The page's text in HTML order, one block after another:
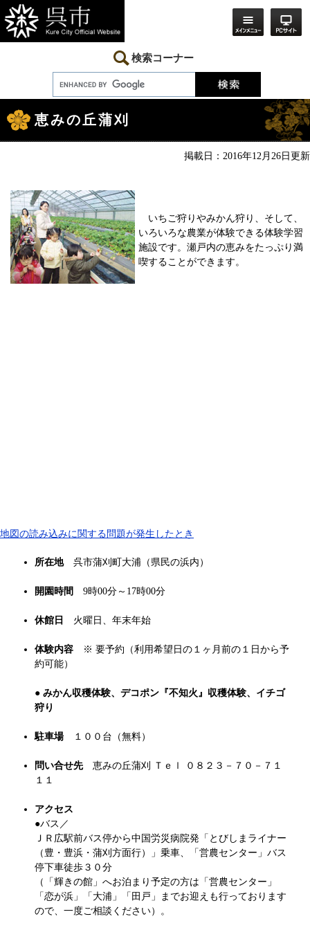
ー
ジ
の
ニ
ュ
ー
本
へ
検索コーナー
文
恵みの丘蒲刈
掲載日：2016年12月26日更新
いちご狩りやみかん狩り、そして、
いろいろな農業が体験できる体験学習
施設です。瀬戸内の恵みをたっぷり満
喫することができます。
地図の読み込みに関する問題が発生したとき
所在地 呉市蒲刈町大浦（県民の浜内）
開園時間 9時00分～17時00分
休館日 火曜日、年末年始
体験内容
※ 要予約（利用希望日の１ヶ月前の１日から予
約可能）
● みかん収穫体験、 デコポン『不知火』収穫体験、 イチゴ
狩り
駐車場 １００台（無料）
問い合せ先 恵みの丘蒲刈 Ｔｅｌ ０８２３－７０－７１
１１
アクセス
●バス／
ＪＲ広駅前バス停から中国労災病院発「とびしまライナー
（豊・豊浜・蒲刈方面行）」乗車、「営農センター」バス
停下車徒歩３０分
（「輝きの館」へお泊まり予定の方は「営農センター」
「恋が浜」「大浦」「田戸」までお迎えも行っております
ので、一度ご相談ください）。